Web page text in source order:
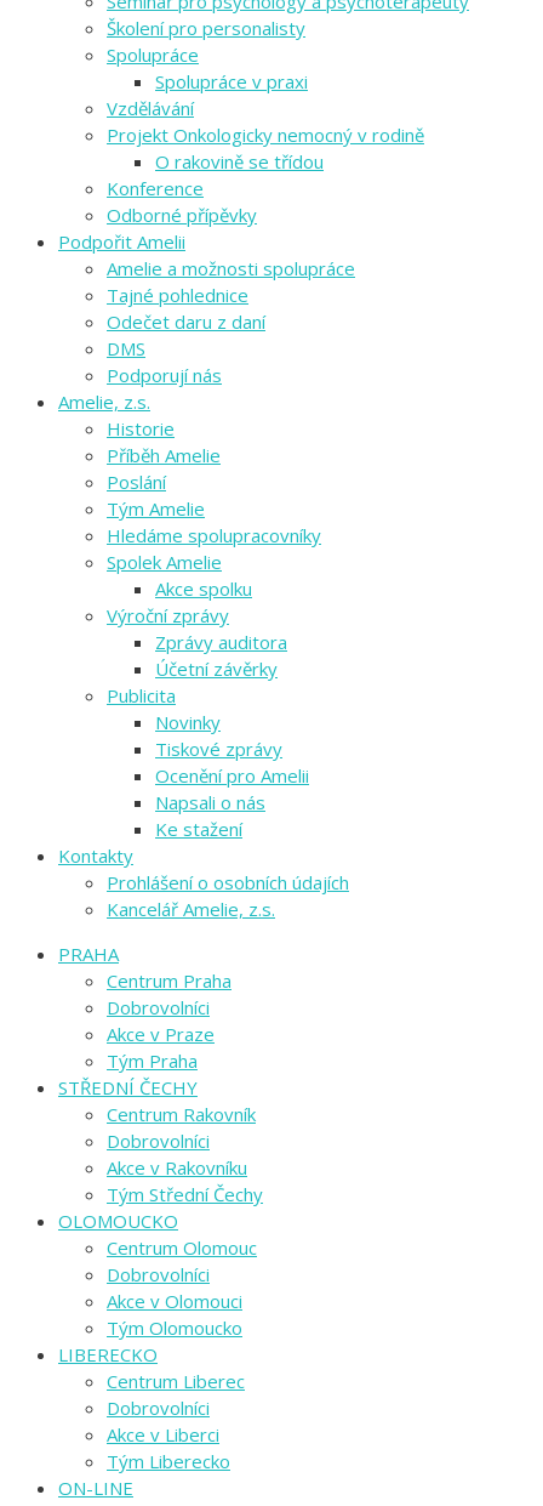
Školení pro personalisty
Spolupráce
Spolupráce v praxi
Vzdělávání
Projekt Onkologicky nemocný v rodině
O rakovině se třídou
Konference
Odborné přípěvky
Podpořit Amelii
Amelie a možnosti spolupráce
Tajné pohlednice
Odečet daru z daní
DMS
Podporují nás
Amelie, z.s.
Historie
Příběh Amelie
Poslání
Tým Amelie
Hledáme spolupracovníky
Spolek Amelie
Akce spolku
Výroční zprávy
Zprávy auditora
Účetní závěrky
Publicita
Novinky
Tiskové zprávy
Ocenění pro Amelii
Napsali o nás
Ke stažení
Kontakty
Prohlášení o osobních údajích
Kancelář Amelie, z.s.
PRAHA
Centrum Praha
Dobrovolníci
Akce v Praze
Tým Praha
STŘEDNÍ ČECHY
Centrum Rakovník
Dobrovolníci
Akce v Rakovníku
Tým Střední Čechy
OLOMOUCKO
Centrum Olomouc
Dobrovolníci
Akce v Olomouci
Tým Olomoucko
LIBERECKO
Centrum Liberec
Dobrovolníci
Akce v Liberci
Tým Liberecko
ON-LINE